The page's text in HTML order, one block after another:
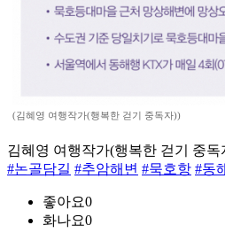
(김혜영 여행작가(행복한 걷기 중독자))
김혜영 여행작가(행복한 걷기 중독
#논골담길 #추암해변 #묵호항 #동
좋아요0
화나요0